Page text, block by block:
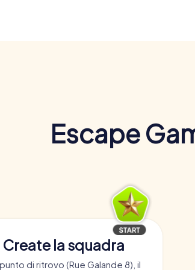
Escape
Create la squadra
di ritrovo (Rue Galande 8), il